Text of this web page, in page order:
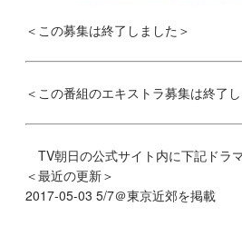
＜この募集は終了しました＞
＜この番組のエキストラ募集は終了
TV朝日の公式サイト内に下記ドラ
＜最近の更新＞
2017-05-03 5/7＠東京近郊を掲載